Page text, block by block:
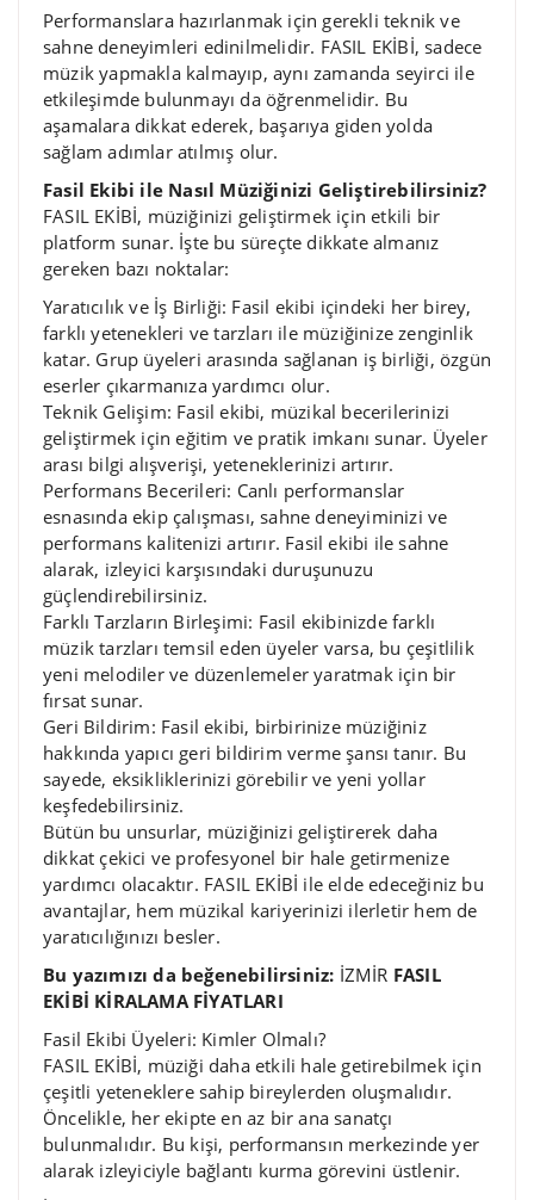
Performanslara hazırlanmak için gerekli teknik ve
sahne deneyimleri edinilmelidir. FASIL EKİBİ, sadece
müzik yapmakla kalmayıp, aynı zamanda seyirci ile
etkileşimde bulunmayı da öğrenmelidir. Bu
aşamalara dikkat ederek, başarıya giden yolda
sağlam adımlar atılmış olur.
Fasil Ekibi ile Nasıl Müziğinizi Geliştirebilirsiniz?
FASIL EKİBİ, müziğinizi geliştirmek için etkili bir
platform sunar. İşte bu süreçte dikkate almanız
gereken bazı noktalar:
Yaratıcılık ve İş Birliği: Fasil ekibi içindeki her birey,
farklı yetenekleri ve tarzları ile müziğinize zenginlik
katar. Grup üyeleri arasında sağlanan iş birliği, özgün
eserler çıkarmanıza yardımcı olur.
Teknik Gelişim: Fasil ekibi, müzikal becerilerinizi
geliştirmek için eğitim ve pratik imkanı sunar. Üyeler
arası bilgi alışverişi, yeteneklerinizi artırır.
Performans Becerileri: Canlı performanslar
esnasında ekip çalışması, sahne deneyiminizi ve
performans kalitenizi artırır. Fasil ekibi ile sahne
alarak, izleyici karşısındaki duruşunuzu
güçlendirebilirsiniz.
Farklı Tarzların Birleşimi: Fasil ekibinizde farklı
müzik tarzları temsil eden üyeler varsa, bu çeşitlilik
yeni melodiler ve düzenlemeler yaratmak için bir
fırsat sunar.
Geri Bildirim: Fasil ekibi, birbirinize müziğiniz
hakkında yapıcı geri bildirim verme şansı tanır. Bu
sayede, eksikliklerinizi görebilir ve yeni yollar
keşfedebilirsiniz.
Bütün bu unsurlar, müziğinizi geliştirerek daha
dikkat çekici ve profesyonel bir hale getirmenize
yardımcı olacaktır. FASIL EKİBİ ile elde edeceğiniz bu
avantajlar, hem müzikal kariyerinizi ilerletir hem de
yaratıcılığınızı besler.
Bu yazımızı da beğenebilirsiniz: İZMİR FASIL
EKİBİ KİRALAMA FİYATLARI
Fasil Ekibi Üyeleri: Kimler Olmalı?
FASIL EKİBİ, müziği daha etkili hale getirebilmek için
çeşitli yeteneklere sahip bireylerden oluşmalıdır.
Öncelikle, her ekipte en az bir ana sanatçı
bulunmalıdır. Bu kişi, performansın merkezinde yer
alarak izleyiciyle bağlantı kurma görevini üstlenir.